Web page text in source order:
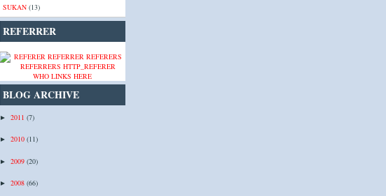
SUKAN (13)
REFERRER
WHO LINKS HERE
BLOG ARCHIVE
► 2011 (7)
► 2010 (11)
► 2009 (20)
► 2008 (66)